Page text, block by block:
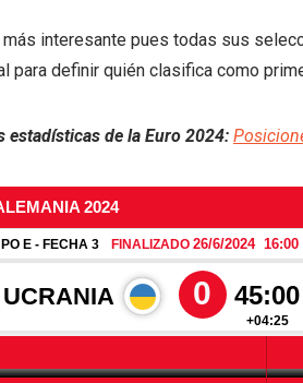
más interesante pues todas sus
para definir quién clasifica como
estadísticas de la Euro 2024: